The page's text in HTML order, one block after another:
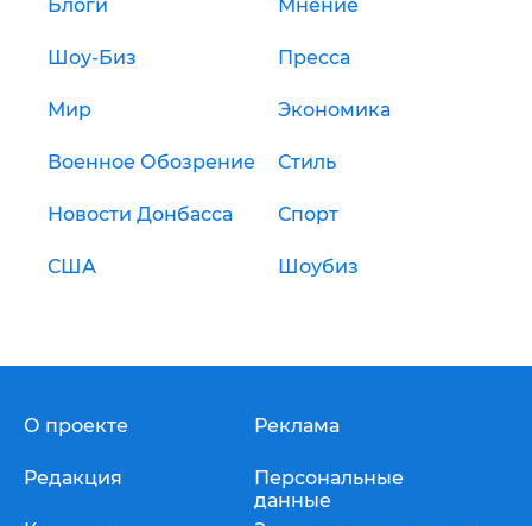
Блоги Мнение
Шоу-Биз Пресса
Мир Экономика
Военное Обозрение Стиль
Новости Донбасса Спорт
США Шоубиз
О проекте
Редакция
Реклама
Персональные
данные